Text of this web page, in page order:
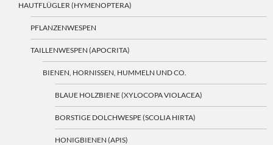
HAUTFLÜGLER (HYMENOPTERA)
PFLANZENWESPEN
TAILLENWESPEN (APOCRITA)
BIENEN, HORNISSEN, HUMMELN UND CO.
BLAUE HOLZBIENE (XYLOCOPA VIOLACEA)
BORSTIGE DOLCHWESPE (SCOLIA HIRTA)
HONIGBIENEN (APIS)